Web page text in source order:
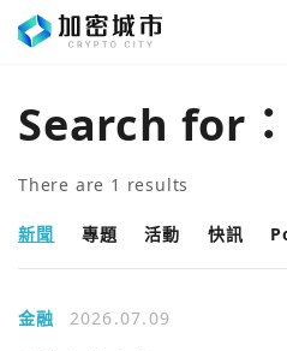
Search for：
There are 1 results
新聞 專題 活動 快訊
金融 2026.07.09